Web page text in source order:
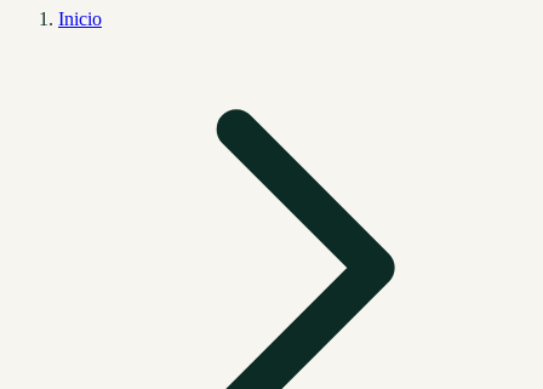
Inicio